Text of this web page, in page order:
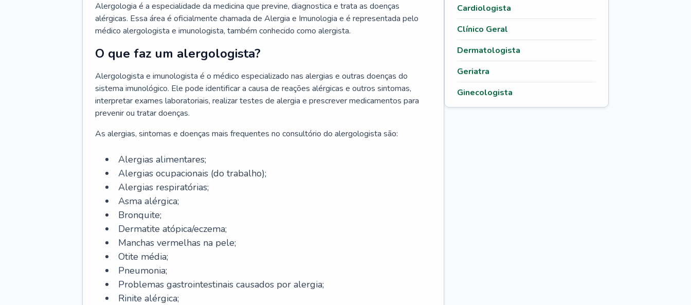
Alergologia é a especialidade da medicina que previne, diagnostica e trata as doenças
alérgicas. Essa área é oficialmente chamada de Alergia e Imunologia e é representada pelo
médico alergologista e imunologista, também conhecido como alergista.
O que faz um alergologista?
Alergologista e imunologista é o médico especializado nas alergias e outras doenças do
sistema imunológico. Ele pode identificar a causa de reações alérgicas e outros sintomas,
interpretar exames laboratoriais, realizar testes de alergia e prescrever medicamentos para
prevenir ou tratar doenças.
As alergias, sintomas e doenças mais frequentes no consultório do alergologista são:
Alergias alimentares;
Alergias ocupacionais (do trabalho);
Alergias respiratórias;
Asma alérgica;
Bronquite;
Dermatite atópica/eczema;
Manchas vermelhas na pele;
Otite média;
Pneumonia;
Problemas gastrointestinais causados por alergia;
Rinite alérgica;
Cardiologista
Clínico Geral
Dermatologista
Geriatra
Ginecologista